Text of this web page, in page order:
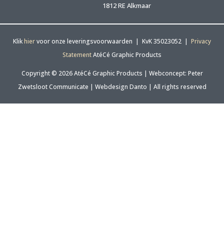
1812 RE Alkmaar
Klikhiervoor onze leveringsvoorwaarden | KvK 35023052 | Privacy
StatementAtéCé Graphic Products
Copyright © 2026 AtéCé Graphic Products | Webconcept: Peter
Zwetsloot Communicate | Webdesign Danto | All rights reserved